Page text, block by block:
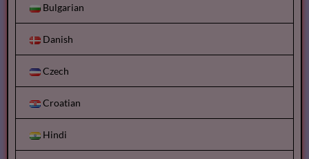
Bulgarian
Danish
Czech
Croatian
Hindi